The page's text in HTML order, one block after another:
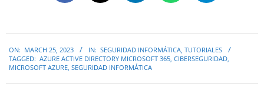
03-
25
ON: MARCH 25, 2023 IN: SEGURIDAD INFORMÁTICA, TUTORIALES
TAGGED: AZURE ACTIVE DIRECTORY MICROSOFT 365, CIBERSEGURIDAD,
MICROSOFT AZURE, SEGURIDAD INFORMÁTICA